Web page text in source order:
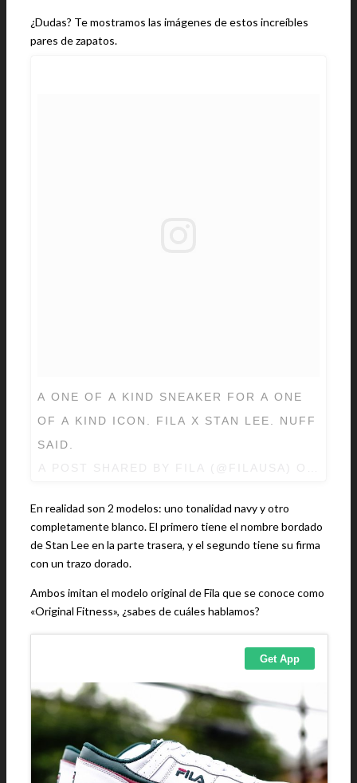
¿Dudas? Te mostramos las imágenes de estos increíbles
pares de zapatos.
A ONE OF A KIND SNEAKER FOR A ONE
OF A KIND ICON. FILA X STAN LEE. NUFF
SAID.
En realidad son 2 modelos: uno tonalidad navy y otro
completamente blanco. El primero tiene el nombre bordado
de Stan Lee en la parte trasera, y el segundo tiene su firma
con un trazo dorado.
Ambos imitan el modelo original de Fila que se conoce como
«Original Fitness», ¿sabes de cuáles hablamos?